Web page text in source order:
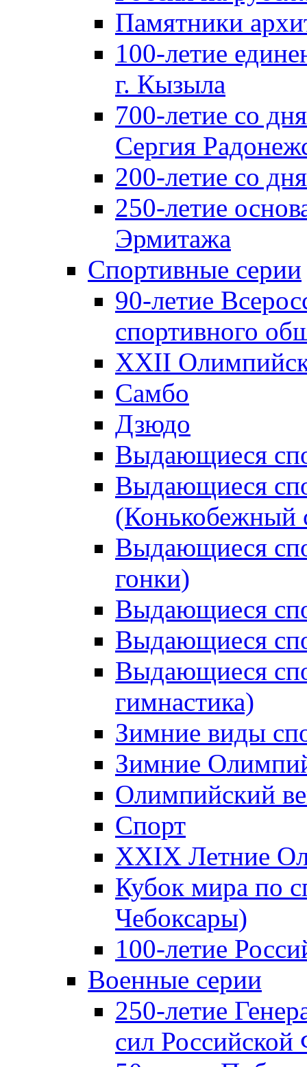
Памятники
100-летие
г. Кызыла
700-летие со
Сергия
200-летие со
250-летие
Эрмитажа
Спортивные серии
90-летие
спортивного
XXII
Самбо
Дзюдо
Выдающиеся
Выдающиеся
(Конькобежный
Выдающиеся
гонки)
Выдающиеся
Выдающиеся
Выдающиеся
гимнастика)
Зимние виды
Зимние
Олимпийский
Спорт
XXIX Летние
Кубок мира по
Чебоксары)
100-летие
Военные серии
250-летие
сил Российской